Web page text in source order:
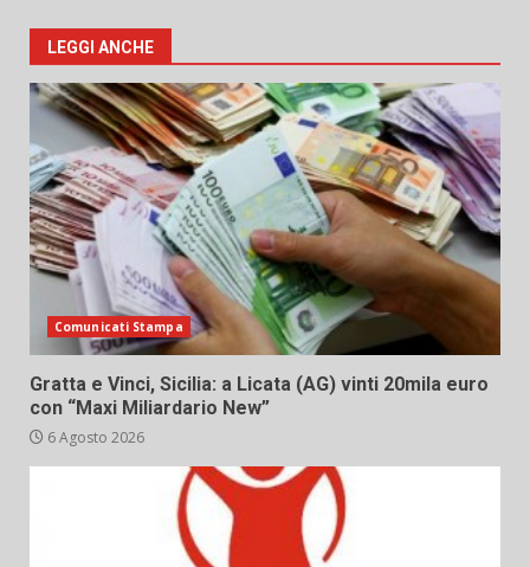
LEGGI ANCHE
Comunicati Stampa
Gratta e Vinci, Sicilia: a Licata (AG) vinti 20mila euro
con “Maxi Miliardario New”
6 Agosto 2026